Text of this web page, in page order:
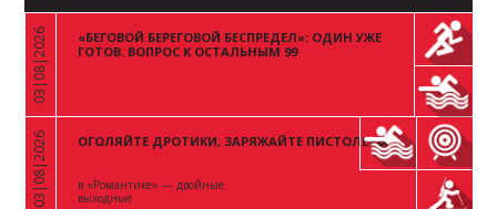
«
03|08|2026
«БЕГОВОЙ БЕРЕГОВОЙ БЕСПРЕДЕЛ»: ОДИН УЖЕ
ГОТОВ. ВОПРОС К ОСТАЛЬНЫМ 99
«
03|08|2026 ОГОЛЯЙТЕ ДРОТИКИ, ЗАРЯЖАЙТЕ ПИСТОЛЕТЫ
в «Романтике» — двойные
выходные